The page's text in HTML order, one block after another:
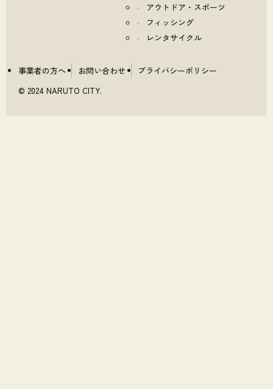
アウトドア・スポーツ
フィッシング
レンタサイクル
事業者の方へ お問い合わせ
プライバシーポリシー
© 2024 NARUTO CITY.